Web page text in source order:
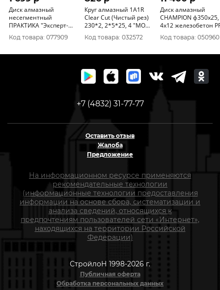
Диск алмазный
несегментный
ПРАКТИКА "Эксперт-
керамогранит" 180 х
25, 4/22 мм, (1 шт.)
Код товара: 077909
Круг алмазный 1A1R
Clear Cut (Чистый рез)
230*2, 2*5*25, 4 "МОS-
DISTAR"1881
Код товара: 032572
Диск алмазный
CHAMPION ф350х25,
4х12 железобетон
Cоncrete Crunch
Код товара: 050960
+7 (4832) 31-77-77
Оставить отзыв
Жалоба
Предложение
На информационном ресурсе применяются
рекомендательные технологии
(информационные технологии предоставления
информации на основе сбора, систематизации и
анализа сведений, относящихся к
предпочтениям пользователей сети «Интернет»,
находящихся на территории Российской
Федерации)
СтройлоН 1998-2026 г.
Публичная оферта
Обработка персональных данных